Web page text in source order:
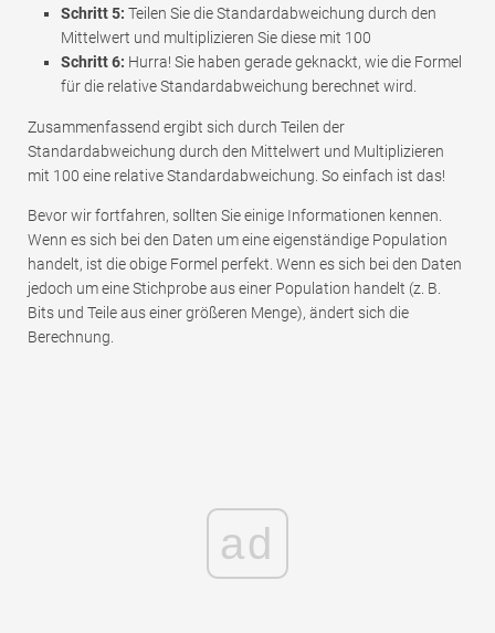
Schritt 5: Teilen Sie die Standardabweichung durch den
Mittelwert und multiplizieren Sie diese mit 100
Schritt 6: Hurra! Sie haben gerade geknackt, wie die Formel
für die relative Standardabweichung berechnet wird.
Zusammenfassend ergibt sich durch Teilen der
Standardabweichung durch den Mittelwert und Multiplizieren
mit 100 eine relative Standardabweichung. So einfach ist das!
Bevor wir fortfahren, sollten Sie einige Informationen kennen.
Wenn es sich bei den Daten um eine eigenständige Population
handelt, ist die obige Formel perfekt. Wenn es sich bei den Daten
jedoch um eine Stichprobe aus einer Population handelt (z. B.
Bits und Teile aus einer größeren Menge), ändert sich die
Berechnung.
ad